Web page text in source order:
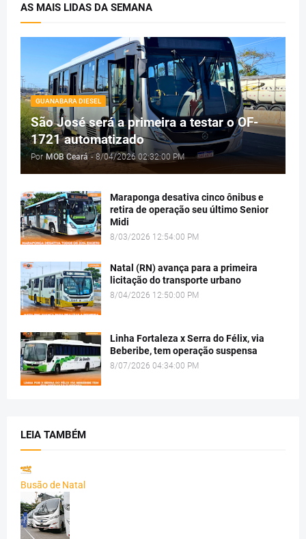
AS MAIS LIDAS DA SEMANA
GUANABARA DIESEL
São José será a primeira a testar o OF-
1721 automatizado
Por MOB Ceará - 8/04/2026 02:32:00 PM
Maraponga desativa cinco ônibus e
retira de operação seu último Senior
Midi
8/03/2026 12:54:00 PM
Natal (RN) avança para a primeira
licitação do transporte urbano
8/04/2026 12:50:00 PM
Linha Fortaleza x Serra do Félix, via
Beberibe, tem operação suspensa
8/07/2026 04:34:00 PM
LEIA TAMBÉM
Busão de Natal